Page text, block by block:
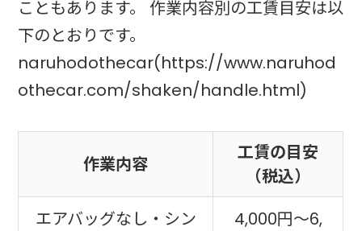
こともあります。 作業内容別の工賃目安は以
下のとおりです。
naruhodothecar(https://www.naruhod
othecar.com/shaken/handle.html)
作業内容
工賃の目安
（税込）
エアバッグなし・シン
4,000円〜6,